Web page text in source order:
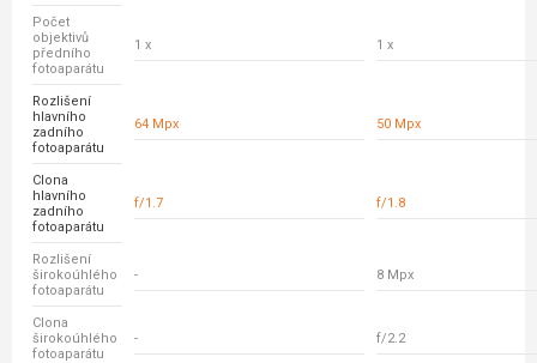
Počet
objektivů
předního
fotoaparátu
1 x 1 x
Rozlišení
hlavního
zadního
fotoaparátu
64 Mpx 50 Mpx
Clona
hlavního
zadního
fotoaparátu
f/1.7 f/1.8
Rozlišení
širokoúhlého
fotoaparátu
- 8 Mpx
Clona
širokoúhlého
fotoaparátu
- f/2.2